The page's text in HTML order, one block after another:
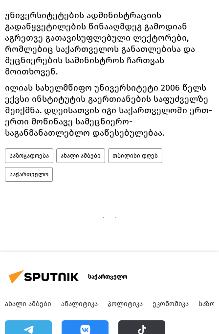
უნივერსიტეტების ადმინისტრაციის
გადაწყვეტილების წინააღმდეგ გამოდიან
აგრეთვე გათავისუფლებული ლექტორები,
რომლებიც საქართველოს განათლებისა და
მეცნიერების სამინისტროს ჩართვას
მოითხოვენ.
ილიას სახელმწიფო უნივერსიტეტი 2006 წელს
ექვსი ინსტიტუტის გაერთიანების საფუძველზე
შეიქმნა. დღეისათვის იგი საქართველოში ერთ-
ერთი მოწინავე სამეცნიერო-
საგანმანათლებლო დაწესებულებაა.
საზოგადოება ახალი ამბები თბილისი დღეს
საქართველო
საქართველო
ᲐᲮᲐᲚᲘ ᲐᲛᲑᲔᲑᲘ ᲐᲜᲐᲚᲘᲢᲘᲙᲐ ᲞᲝᲚᲘᲢᲘᲙᲐ ᲔᲙᲝᲜᲝᲛᲘᲙᲐ